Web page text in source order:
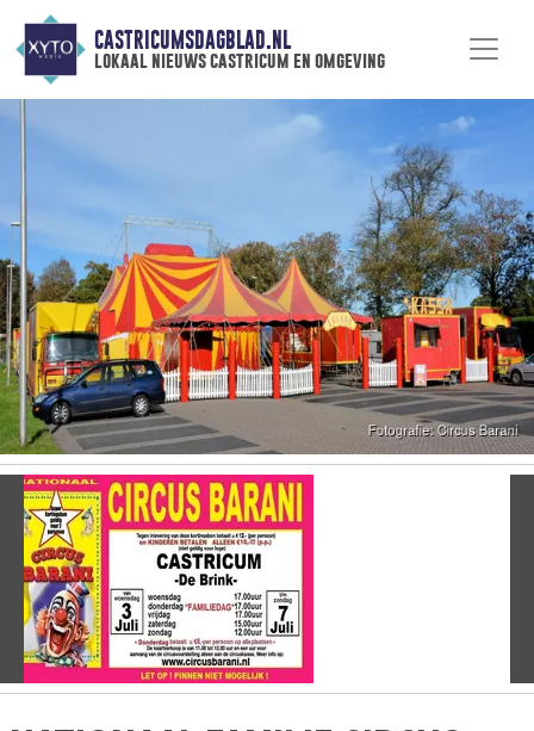
CASTRICUMSDAGBLAD.NL
lokaal nieuws castricum en omgeving
Vorige